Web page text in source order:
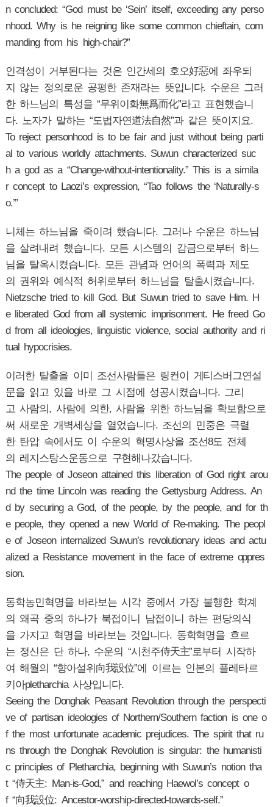
n concluded: “God must be ‘Sein’ itself, exceeding any perso
nhood. Why is he reigning like some common chieftain, com
manding from his high-chair?”
인격성이 거부된다는 것은 인간세의 호오好惡에 좌우되
지 않는 정의로운 공평한 존재라는 뜻입니다. 수운은 그러
한 하느님의 특성을 “무위이화無爲而化”라고 표현했습니
다. 노자가 말하는 “도법자연道法自然”과 같은 뜻이지요.
To reject personhood is to be fair and just without being parti
al to various worldly attachments. Suwun characterized suc
h a god as a “Change-without-intentionality.” This is a simila
r concept to Laozi’s expression, “Tao follows the ‘Naturally-s
o.’”
니체는 하느님을 죽이려 했습니다. 그러나 수운은 하느님
을 살려내려 했습니다. 모든 시스템의 감금으로부터 하느
님을 탈옥시켰습니다. 모든 관념과 언어의 폭력과 제도
의 권위와 예식적 허위로부터 하느님을 탈출시켰습니다.
Nietzsche tried to kill God. But Suwun tried to save Him. H
e liberated God from all systemic imprisonment. He freed Go
d from all ideologies, linguistic violence, social authority and ri
tual hypocrisies.
이러한 탈출을 이미 조선사람들은 링컨이 게티스버그연설
문을 읽고 있을 바로 그 시점에 성공시켰습니다. 그리
고 사람의, 사람에 의한, 사람을 위한 하느님을 확보함으로
써 새로운 개벽세상을 열었습니다. 조선의 민중은 극렬
한 탄압 속에서도 이 수운의 혁명사상을 조선8도 전체
의 레지스탕스운동으로 구현해나갔습니다.
The people of Joseon attained this liberation of God right arou
nd the time Lincoln was reading the Gettysburg Address. An
d by securing a God, of the people, by the people, and for th
e people, they opened a new World of Re-making. The peopl
e of Joseon internalized Suwun’s revolutionary ideas and actu
alized a Resistance movement in the face of extreme oppres
sion.
동학농민혁명을 바라보는 시각 중에서 가장 불행한 학계
의 왜곡 중의 하나가 북접이니 남접이니 하는 편당의식
을 가지고 혁명을 바라보는 것입니다. 동학혁명을 흐르
는 정신은 단 하나, 수운의 “시천주侍天主”로부터 시작하
여 해월의 “향아설위向我設位”에 이르는 인본의 플레타르
키아pletharchia 사상입니다.
Seeing the Donghak Peasant Revolution through the perspecti
ve of partisan ideologies of Northern/Southern faction is one o
f the most unfortunate academic prejudices. The spirit that ru
ns through the Donghak Revolution is singular: the humanisti
c principles of Pletharchia, beginning with Suwun’s notion tha
t “侍天主: Man-is-God,” and reaching Haewol’s concept o
f “向我設位: Ancestor-worship-directed-towards-self.”